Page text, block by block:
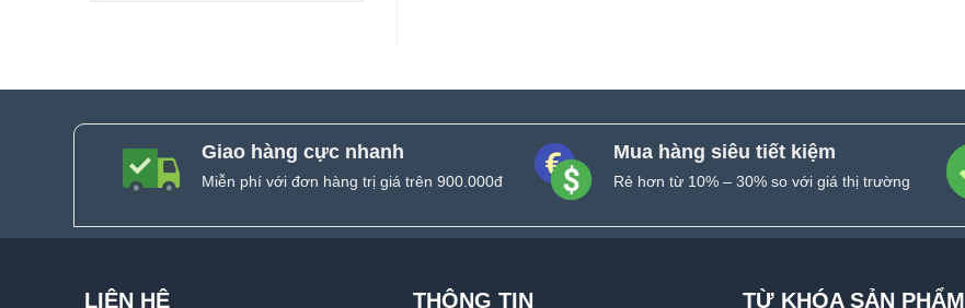
Giao hàng cực nhanh
Miễn phí với đơn hàng trị giá trên 900.000đ
Mua hàng siêu tiết kiệm
Rẻ hơn từ 10% – 30% so với giá thị trường
LIÊN HỆ THÔNG TIN TỪ KHÓA SẢN PHẨM